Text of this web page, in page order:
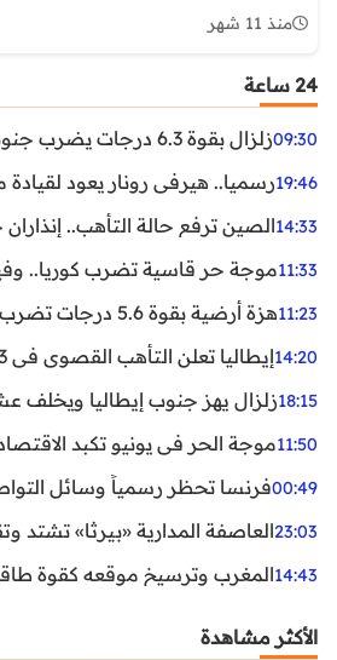
منذ 11 شهر
24 ساعة
09:30زلزال بقوة 6.3 درجات يضرب جنوب الفلبين.. ولا تحذير من تسونامي حتى الآن
19:46رسميا.. هيرفي رونار يعود
14:33الصين ترفع حالة التأهب..
11:33موجة حر قاسية تضرب كوريا..
11:23هزة أرضية بقوة 5.6 درجات تضرب مصر
14:20إيطاليا تعلن التأهب القصوى في 23 مدينة بسبب موجة حر شديدة
18:15زلزال يهز جنوب إيطاليا ويخلف
11:50موجة الحر في يونيو تكبد الاقتصاد
00:49فرنسا تحظر رسمياً وسائل التواصل
23:03العاصفة المدارية «بيرثا»
14:43المغرب وترسيخ موقعه كقوة
الأكثر مشاهدة